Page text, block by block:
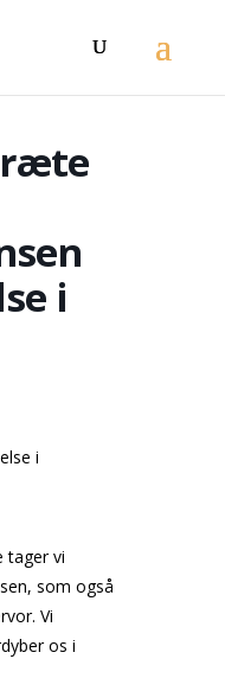
i
i
tager vi
som også
Vi
os i